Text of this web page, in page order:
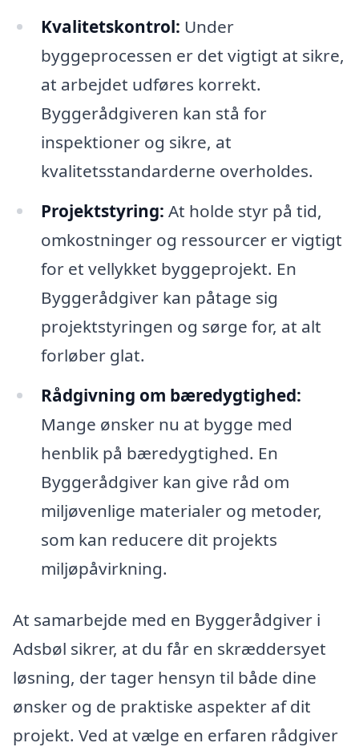
Kvalitetskontrol: Under
byggeprocessen er det vigtigt at sikre,
at arbejdet udføres korrekt.
Byggerådgiveren kan stå for
inspektioner og sikre, at
kvalitetsstandarderne overholdes.
Projektstyring: At holde styr på tid,
omkostninger og ressourcer er vigtigt
for et vellykket byggeprojekt. En
Byggerådgiver kan påtage sig
projektstyringen og sørge for, at alt
forløber glat.
Rådgivning om bæredygtighed:
Mange ønsker nu at bygge med
henblik på bæredygtighed. En
Byggerådgiver kan give råd om
miljøvenlige materialer og metoder,
som kan reducere dit projekts
miljøpåvirkning.
At samarbejde med en Byggerådgiver i
Adsbøl sikrer, at du får en skræddersyet
løsning, der tager hensyn til både dine
ønsker og de praktiske aspekter af dit
projekt. Ved at vælge en erfaren rådgiver